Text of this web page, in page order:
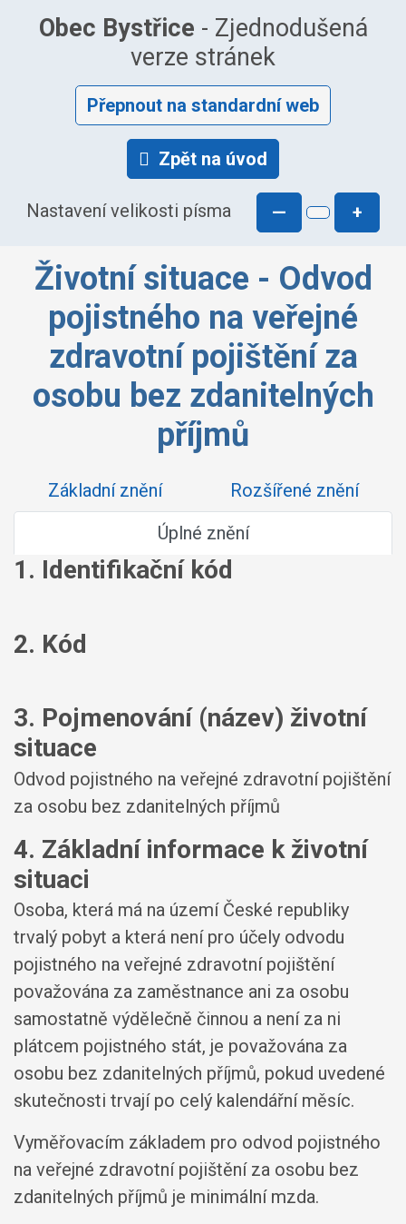
Obec Bystřice - Zjednodušená
verze stránek
Přepnout na standardní web
Zpět na úvod
Nastavení velikosti písma — +
Životní situace - Odvod
pojistného na veřejné
zdravotní pojištění za
osobu bez zdanitelných
příjmů
Základní znění
Rozšířené znění
Úplné znění
1. Identifikační kód
2. Kód
3. Pojmenování (název) životní
situace
Odvod pojistného na veřejné zdravotní pojištění
za osobu bez zdanitelných příjmů
4. Základní informace k životní
situaci
Osoba, která má na území České republiky
trvalý pobyt a která není pro účely odvodu
pojistného na veřejné zdravotní pojištění
považována za zaměstnance ani za osobu
samostatně výdělečně činnou a není za ni
plátcem pojistného stát, je považována za
osobu bez zdanitelných příjmů, pokud uvedené
skutečnosti trvají po celý kalendářní měsíc.
Vyměřovacím základem pro odvod pojistného
na veřejné zdravotní pojištění za osobu bez
zdanitelných příjmů je minimální mzda.